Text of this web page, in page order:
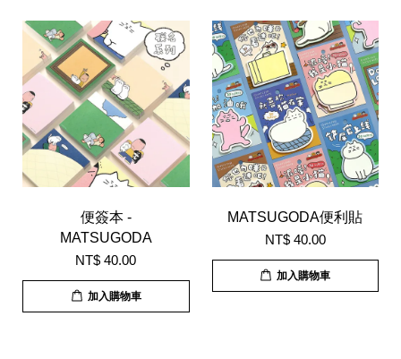
便簽本 -
MATSUGODA
NT$ 40.00
加入購物車
MATSUGODA便利貼
NT$ 40.00
加入購物車